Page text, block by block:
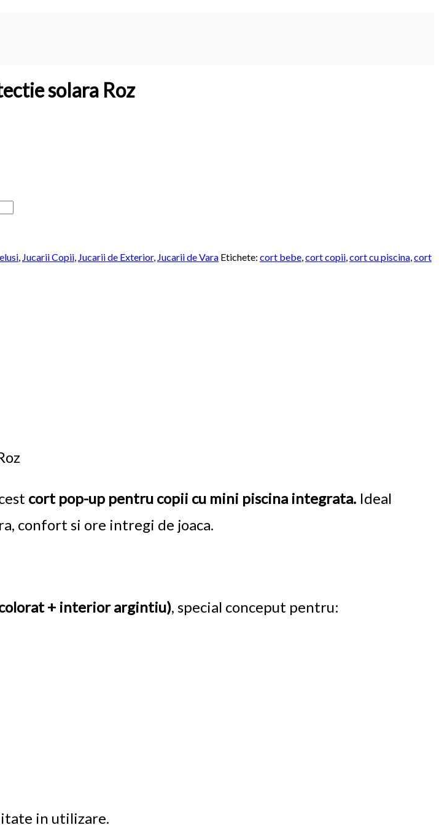
solara Roz
, Jucarii Copii, Jucarii de Exterior, Jucarii de Vara Etichete: cort bebe,cort copii,cort cu piscina,cort
cort pop-up pentru copii cu mini piscina integrata. Ideal
confort si ore intregi de joaca.
+ interior argintiu), special conceput pentru:
in utilizare.